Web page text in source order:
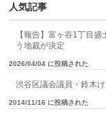
人気記事
【報告】富ヶ谷1丁目
う地裁が決定
2026/04/04 に投稿された
渋谷区議会議員・鈴木
2014/11/16 に投稿された